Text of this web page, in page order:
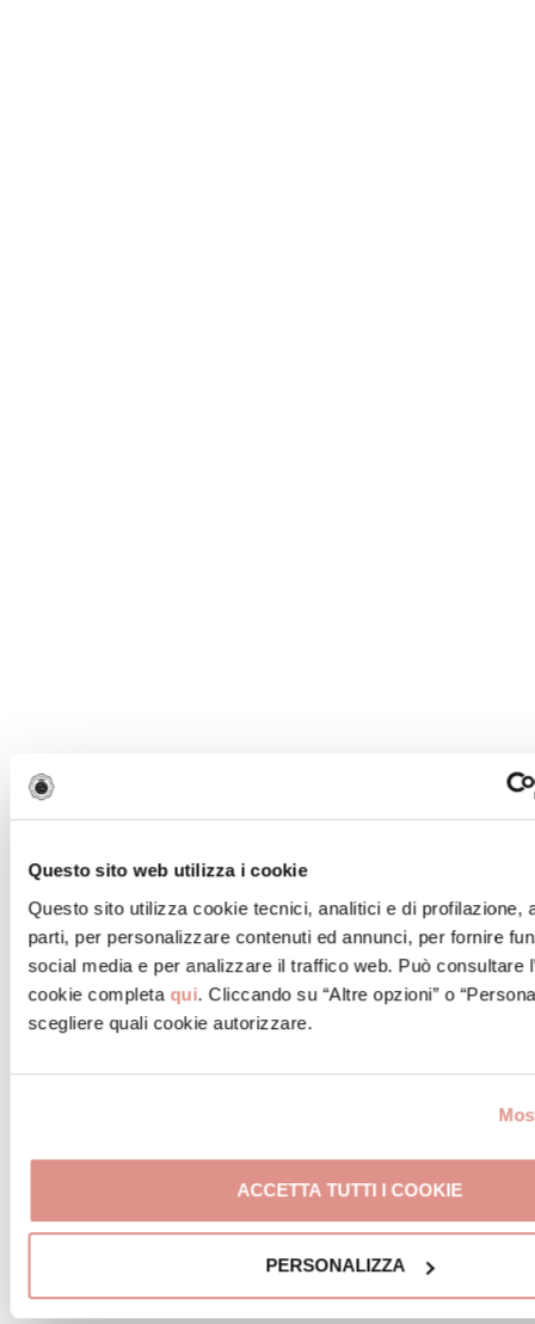
Questo sito web utilizza i cookie
Questo sito utilizza cookie tecnici, analitici e di profilazione,
parti, per personalizzare contenuti ed annunci, per fornire
social media e per analizzare il traffico web. Può consultare
cookie completa qui. Cliccando su “Altre opzioni” o
scegliere quali cookie autorizzare.
ACCETTA TUTTI I COOKIE
PERSONALIZZA